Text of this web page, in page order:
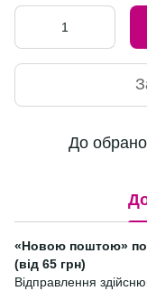
До
«Новою поштою» по
(від 65 грн)
Відправлення